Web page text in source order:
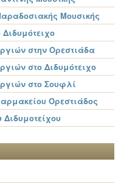
Μουσικής
Διδυμότειχο
στην Ορεστιάδα
στο Διδυμότειχο
στο Σουφλί
Ορεστιάδος